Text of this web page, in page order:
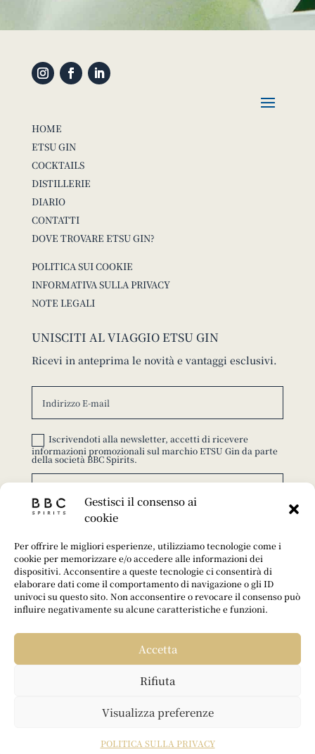
Gestisci il consenso ai
cookie
Per offrire le migliori esperienze, utilizziamo tecnologie come i
cookie per memorizzare e/o accedere alle informazioni dei
dispositivi. Acconsentire a queste tecnologie ci consentirà di
elaborare dati come il comportamento di navigazione o gli ID
univoci su questo sito. Non acconsentire o revocare il consenso può
influire negativamente su alcune caratteristiche e funzioni.
Accetta
Rifiuta
Visualizza preferenze
POLITICA SULLA PRIVACY
HOME
ETSU GIN
COCKTAILS
DISTILLERIE
DIARIO
CONTATTI
DOVE TROVARE ETSU GIN?
POLITICA SUI COOKIE
INFORMATIVA SULLA PRIVACY
NOTE LEGALI
UNISCITI AL VIAGGIO ETSU GIN
Ricevi in anteprima le novità e vantaggi esclusivi.
Iscrivendoti alla newsletter, accetti di ricevere
informazioni promozionali sul marchio ETSU Gin da parte
della società BBC Spirits.
REALIZZATO DAFABRILAB.
L’ABUSO DI ALCOL È PERICOLOSO PER LA
SALUTE, CONSUMARE CON MODERAZIONE.
#ETSUGIN